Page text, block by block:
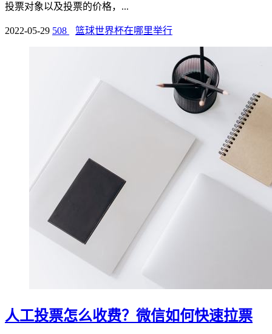
投票对象以及投票的价格，...
2022-05-29 508 篮球世界杯在哪里举行
人工投票怎么收费？微信如何快速拉票